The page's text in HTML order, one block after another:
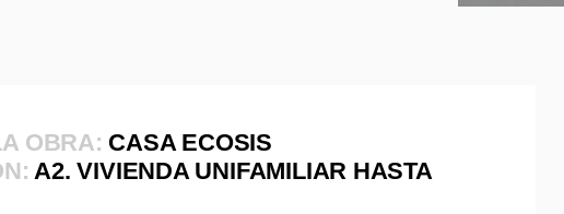
OBRA: CASA ECOSIS
A2. VIVIENDA UNIFAMILIAR HASTA